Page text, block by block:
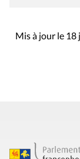
Mis à jour le 18